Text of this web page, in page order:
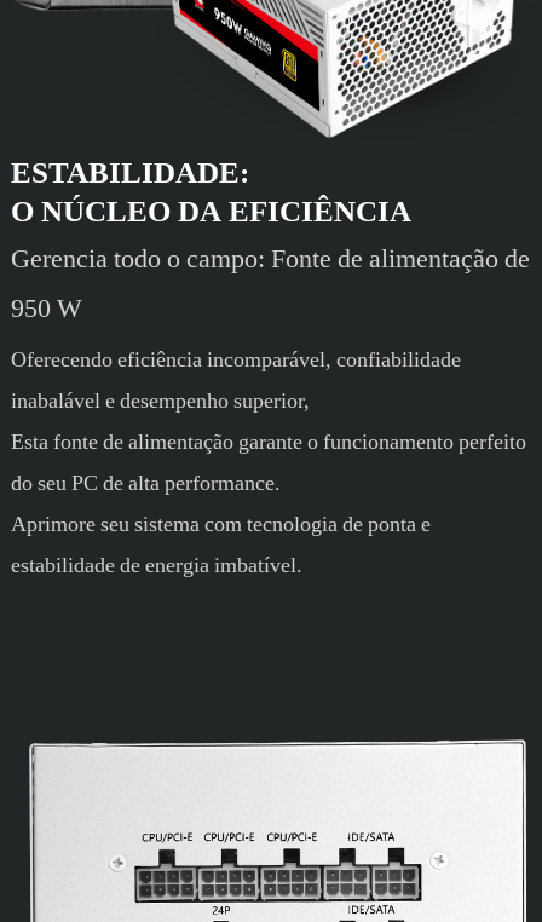
ESTABILIDADE:
O NÚCLEO DA EFICIÊNCIA
Gerencia todo o campo: Fonte de alimentação de
950 W
Oferecendo eficiência incomparável, confiabilidade
inabalável e desempenho superior,
Esta fonte de alimentação garante o funcionamento perfeito
do seu PC de alta performance.
Aprimore seu sistema com tecnologia de ponta e
estabilidade de energia imbatível.